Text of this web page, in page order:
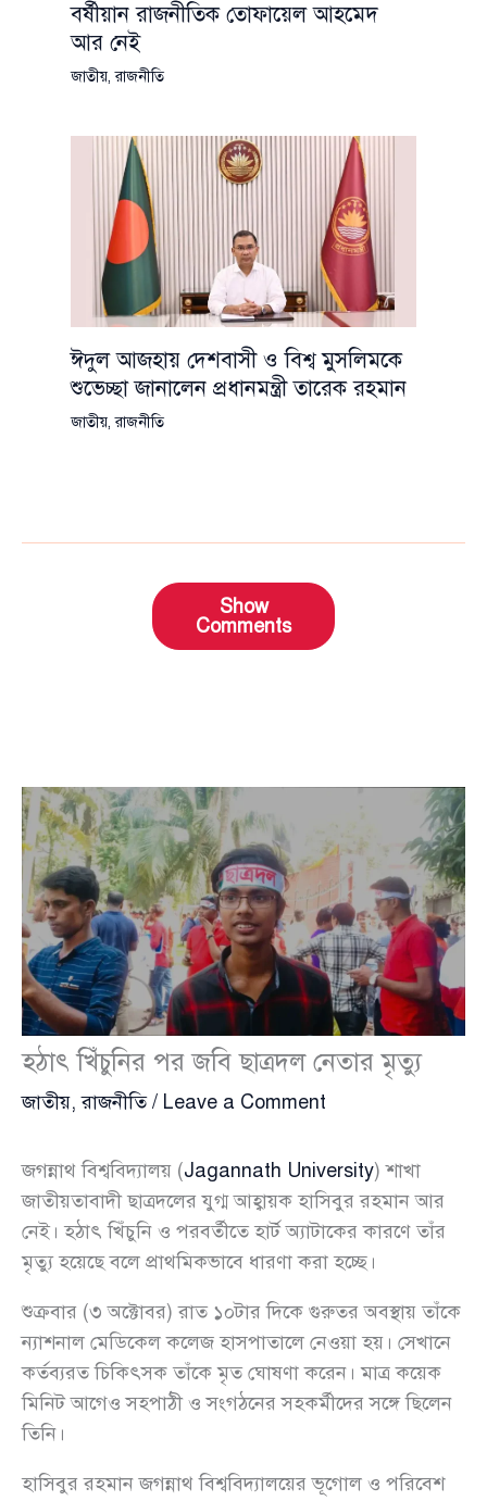
বর্ষীয়ান রাজনীতিক তোফায়েল আহমেদ
আর নেই
জাতীয়,রাজনীতি
ঈদুল আজহায় দেশবাসী ও বিশ্ব মুসলিমকে
শুভেচ্ছা জানালেন প্রধানমন্ত্রী তারেক রহমান
জাতীয়,রাজনীতি
Show
Comments
হঠাৎ খিঁচুনির পর জবি ছাত্রদল নেতার মৃত্যু
জাতীয়,রাজনীতি/ Leave a Comment
জগন্নাথ বিশ্ববিদ্যালয় (Jagannath University) শাখা
জাতীয়তাবাদী ছাত্রদলের যুগ্ম আহ্বায়ক হাসিবুর রহমান আর
নেই। হঠাৎ খিঁচুনি ও পরবর্তীতে হার্ট অ্যাটাকের কারণে তাঁর
মৃত্যু হয়েছে বলে প্রাথমিকভাবে ধারণা করা হচ্ছে।
শুক্রবার (৩ অক্টোবর) রাত ১০টার দিকে গুরুতর অবস্থায় তাঁকে
ন্যাশনাল মেডিকেল কলেজ হাসপাতালে নেওয়া হয়। সেখানে
কর্তব্যরত চিকিৎসক তাঁকে মৃত ঘোষণা করেন। মাত্র কয়েক
মিনিট আগেও সহপাঠী ও সংগঠনের সহকর্মীদের সঙ্গে ছিলেন
তিনি।
হাসিবুর রহমান জগন্নাথ বিশ্ববিদ্যালয়ের ভূগোল ও পরিবেশ